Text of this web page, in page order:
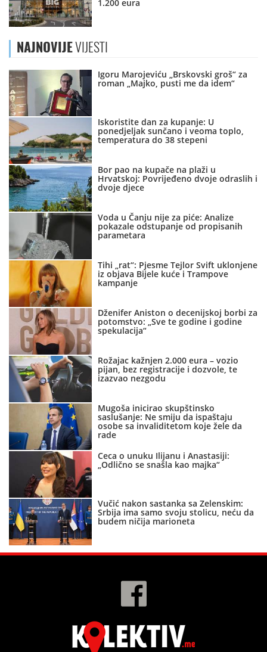
1.200 eura
NAJNOVIJEVIJESTI
Igoru Marojeviću „Brskovski groš“ za
roman „Majko, pusti me da idem“
Iskoristite dan za kupanje: U
ponedjeljak sunčano i veoma toplo,
temperatura do 38 stepeni
Bor pao na kupače na plaži u
Hrvatskoj: Povrijeđeno dvoje odraslih i
dvoje djece
Voda u Čanju nije za piće: Analize
pokazale odstupanje od propisanih
parametara
Tihi „rat“: Pjesme Tejlor Svift uklonjene
iz objava Bijele kuće i Trampove
kampanje
Dženifer Aniston o decenijskoj borbi za
potomstvo: „Sve te godine i godine
spekulacija“
Rožajac kažnjen 2.000 eura – vozio
pijan, bez registracije i dozvole, te
izazvao nezgodu
Mugoša inicirao skupštinsko
saslušanje: Ne smiju da ispaštaju
osobe sa invaliditetom koje žele da
rade
Ceca o unuku Ilijanu i Anastasiji:
„Odlično se snašla kao majka“
Vučić nakon sastanka sa Zelenskim:
Srbija ima samo svoju stolicu, neću da
budem ničija marioneta